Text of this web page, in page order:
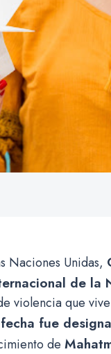
Naciones Unidas,
de la
violencia que
fecha fue
de